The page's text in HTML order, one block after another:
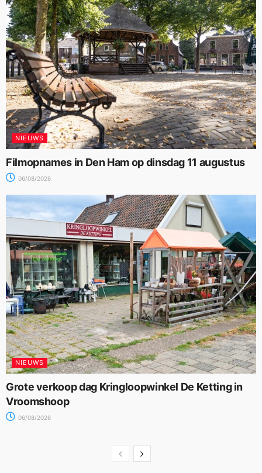
NIEUWS
Filmopnames in Den Ham op dinsdag 11 augustus
06/08/2026
NIEUWS
Grote verkoop dag Kringloopwinkel De Ketting in
Vroomshoop
06/08/2026